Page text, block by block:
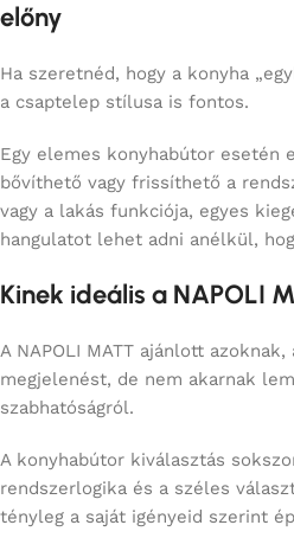
előny
Ha szeretnéd, hogy a konyha
a csaptelep stílusa is fontos.
Egy elemes konyhabútor esetén
bővíthető vagy frissíthető a
vagy a lakás funkciója, egyes
hangulatot lehet adni anélkül,
Kinek ideális a NAPOLI
A NAPOLI MATT ajánlott
megjelenést, de nem akarnak
szabhatóságról.
A konyhabútor kiválasztás
rendszerlogika és a széles
tényleg a saját igényeid szerint